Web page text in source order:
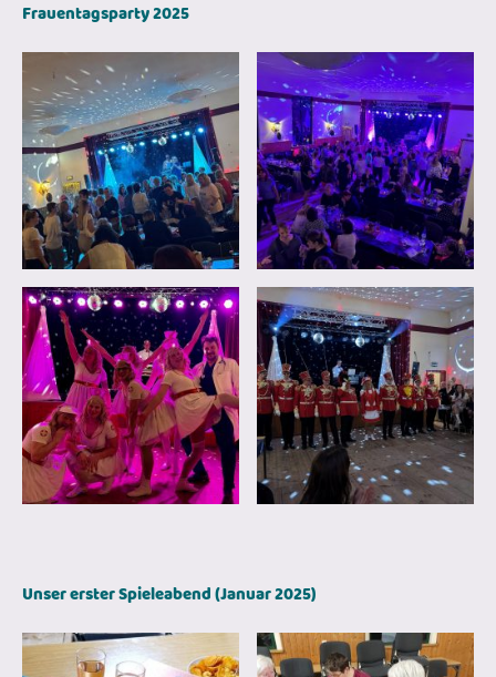
Frauentagsparty 2025
Unser erster Spieleabend (Januar 2025)